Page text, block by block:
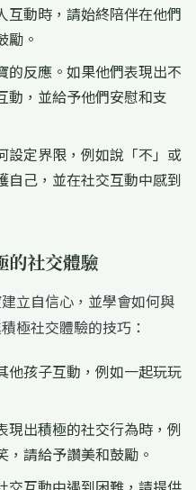
互動時，請始終陪伴在他們
勵。
的反應。如果他們表現出不
動，並給予他們安慰和支
設定界限，例如說「不」或
自己，並在社交互動中感到
的社交體驗
立自信心，並學會如何與
極社交體驗的技巧：
他孩子互動，例如一起玩玩
現出積極的社交行為時，例
請給予讚美和鼓勵。